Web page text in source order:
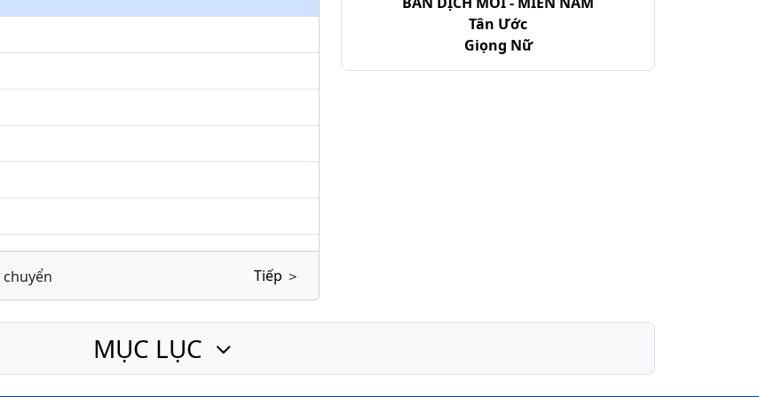
keys
volume.
chuyển Tiếp ＞
Tân Ước
Giọng Nữ
MỤC LỤC